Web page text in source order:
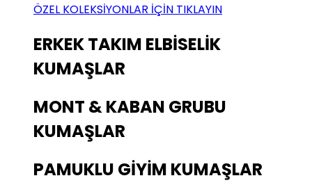
ÖZEL KOLEKSİYONLAR İÇİN TIKLAYIN
ERKEK TAKIM ELBİSELİK
KUMAŞLAR
MONT & KABAN GRUBU
KUMAŞLAR
PAMUKLU GİYİM KUMAŞLAR